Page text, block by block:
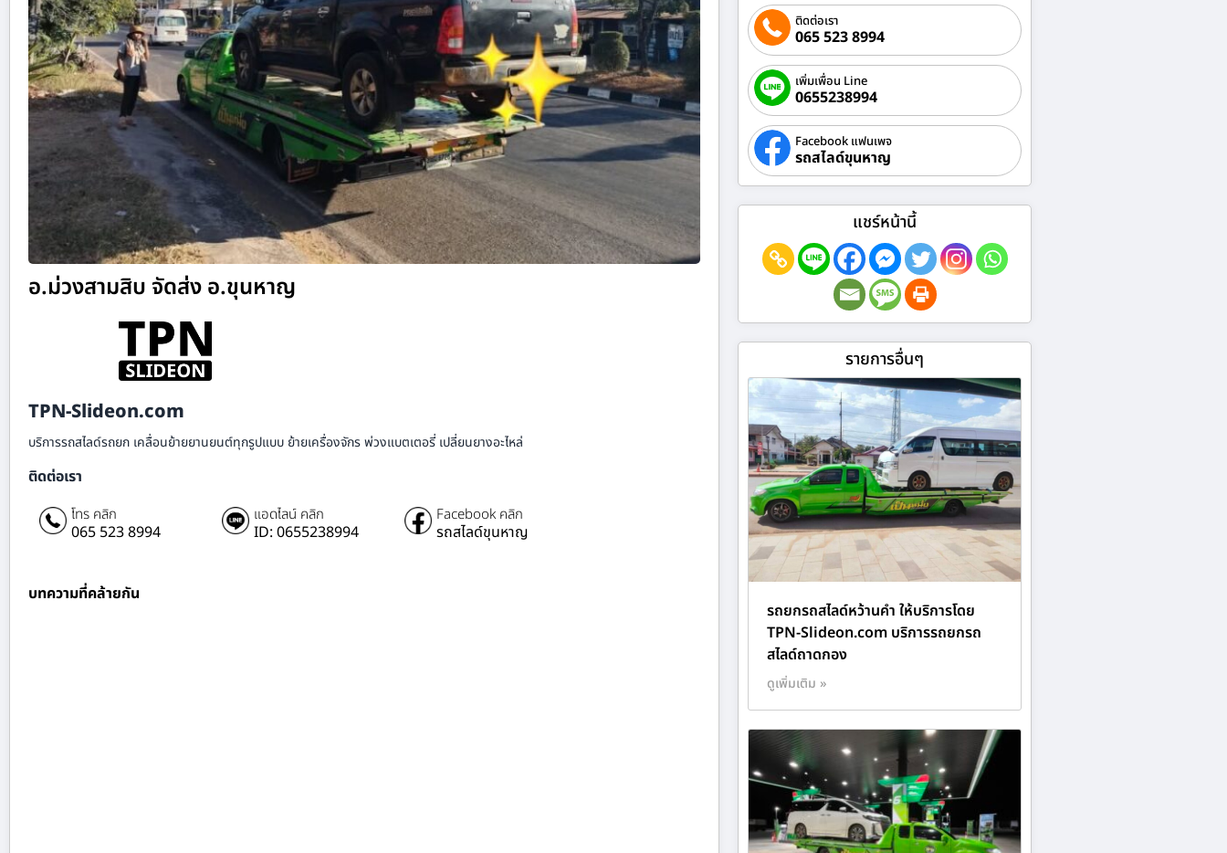
อ.ม่วงสามสิบ จัดส่ง อ.ขุนหาญ
TPN-Slideon.com
บริการรถสไลด์รถยก เคลื่อนย้ายยานยนต์ทุกรูปแบบ ย้ายเครื่องจักร พ่วงแบตเตอรี่ เปลี่ยนยางอะไหล่
ติดต่อเรา
โทร คลิก
065 523 8994
แอดไลน์ คลิก
ID: 0655238994
Facebook คลิก
รถสไลด์ขุนหาญ
บทความที่คล้ายกัน
ติดต่อเรา
065 523 8994
เพิ่มเพื่อน Line
0655238994
Facebook แฟนเพจ
รถสไลด์ขุนหาญ
แชร์หน้านี้
รายการอื่นๆ
รถยกรถสไลด์หว้านคำ ให้บริการโดย
TPN-Slideon.com บริการรถยกรถ
สไลด์ถาดกอง
ดูเพิ่มเติม »